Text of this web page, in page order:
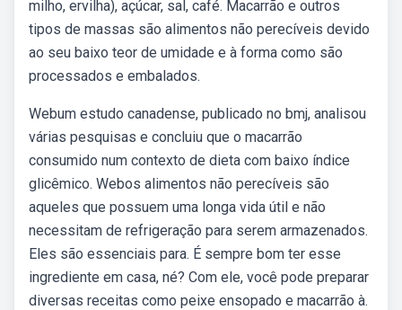
milho, ervilha), açúcar, sal, café. Macarrão e outros
tipos de massas são alimentos não perecíveis devido
ao seu baixo teor de umidade e à forma como são
processados e embalados.
Webum estudo canadense, publicado no bmj, analisou
várias pesquisas e concluiu que o macarrão
consumido num contexto de dieta com baixo índice
glicêmico. Webos alimentos não perecíveis são
aqueles que possuem uma longa vida útil e não
necessitam de refrigeração para serem armazenados.
Eles são essenciais para. É sempre bom ter esse
ingrediente em casa, né? Com ele, você pode preparar
diversas receitas como peixe ensopado e macarrão à.